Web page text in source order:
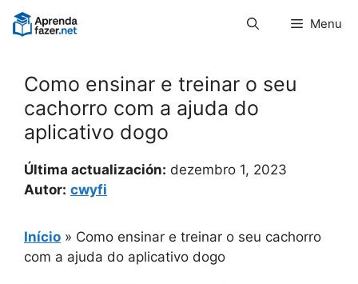
Pular
para
Menu
Como ensinar e treinar o seu
cachorro com a ajuda do
aplicativo dogo
Última actualización: dezembro 1, 2023
Autor: cwyfi
Início » Como ensinar e treinar o seu cachorro
com a ajuda do aplicativo dogo